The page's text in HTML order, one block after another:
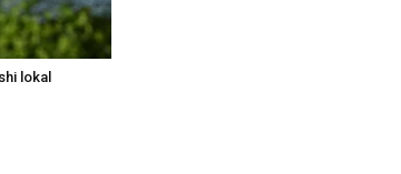
lokal